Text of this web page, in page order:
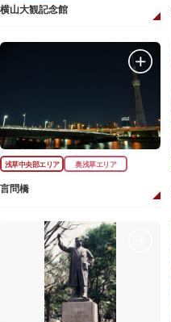
横山大観記念館
浅草中央部エリア 奥浅草エリア
言問橋